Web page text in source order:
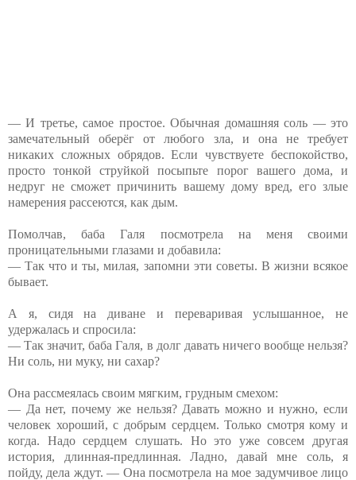
— И третье, самое простое. Обычная домашняя соль — это
замечательный оберёг от любого зла, и она не требует
никаких сложных обрядов. Если чувствуете беспокойство,
просто тонкой струйкой посыпьте порог вашего дома, и
недруг не сможет причинить вашему дому вред, его злые
намерения рассеются, как дым.
Помолчав, баба Галя посмотрела на меня своими
проницательными глазами и добавила:
— Так что и ты, милая, запомни эти советы. В жизни всякое
бывает.
А я, сидя на диване и переваривая услышанное, не
удержалась и спросила:
— Так значит, баба Галя, в долг давать ничего вообще нельзя?
Ни соль, ни муку, ни сахар?
Она рассмеялась своим мягким, грудным смехом:
— Да нет, почему же нельзя? Давать можно и нужно, если
человек хороший, с добрым сердцем. Только смотря кому и
когда. Надо сердцем слушать. Но это уже совсем другая
история, длинная-предлинная. Ладно, давай мне соль, я
пойду, дела ждут. — Она посмотрела на мое задумчивое лицо